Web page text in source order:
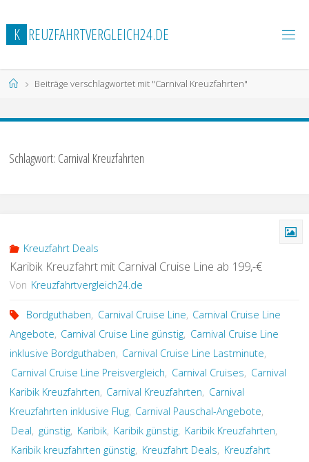
Inhalt
springen
K REUZFAHRTVERGLEICH24.DE
StartBeiträge verschlagwortet mit "Carnival Kreuzfahrten"
Schlagwort: Carnival Kreuzfahrten
Kreuzfahrt Deals
Karibik Kreuzfahrt mit Carnival Cruise Line ab 199,-€
Von Kreuzfahrtvergleich24.de
Bordguthaben, Carnival Cruise Line, Carnival Cruise Line
Angebote, Carnival Cruise Line günstig, Carnival Cruise Line
inklusive Bordguthaben, Carnival Cruise Line Lastminute,
Carnival Cruise Line Preisvergleich, Carnival Cruises, Carnival
Karibik Kreuzfahrten, Carnival Kreuzfahrten, Carnival
Kreuzfahrten inklusive Flug, Carnival Pauschal-Angebote,
Deal, günstig, Karibik, Karibik günstig, Karibik Kreuzfahrten,
Karibik kreuzfahrten günstig, Kreuzfahrt Deals, Kreuzfahrt